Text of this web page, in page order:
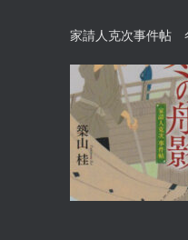
家請人克次事件帖